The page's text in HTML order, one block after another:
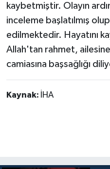
kaybetmiştir. Olayın
inceleme başlatılmış
edilmektedir. Hayatını
Allah'tan rahmet,
camiasına başsağlığı
Kaynak: İHA